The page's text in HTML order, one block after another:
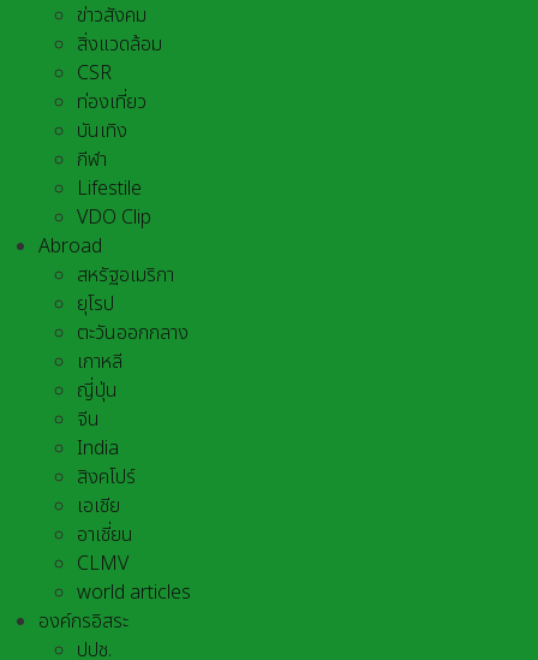
ข่าวสังคม
สิ่งแวดล้อม
CSR
ท่องเที่ยว
บันเทิง
กีฬา
Lifestile
VDO Clip
Abroad
สหรัฐอเมริกา
ยุโรป
ตะวันออกกลาง
เกาหลี
ญี่ปุ่น
จีน
India
สิงคโปร์
เอเชีย
อาเชี่ยน
CLMV
world articles
องค์กรอิสระ
ปปช.